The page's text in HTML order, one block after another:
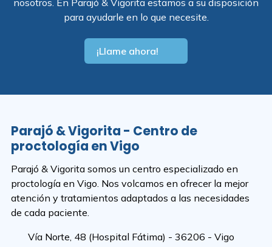
nosotros. En Parajó & Vigorita estamos a su disposición
para ayudarle en lo que necesite.
¡Llame ahora!
Parajó & Vigorita - Centro de
proctología en Vigo
Parajó & Vigorita somos un centro especializado en
proctología en Vigo. Nos volcamos en ofrecer la mejor
atención y tratamientos adaptados a las necesidades
de cada paciente.
Vía Norte, 48 (Hospital Fátima) - 36206 - Vigo